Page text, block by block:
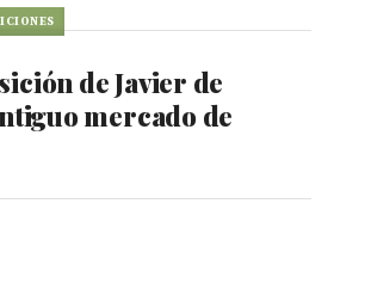
de Javier de
mercado de